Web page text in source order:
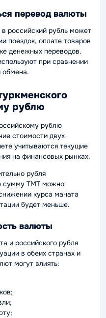
перевод валюты
российский рубль может
поездок, оплате товаров
денежных переводов.
при сравнении
обмена.
рублю
рублю
стоимости двух
учитываются текущие
на финансовых рынках.
рубля
сумму TMT можно
курса маната
будет меньше.
валюты
и российского рубля
в обеих странах и
могут влиять: